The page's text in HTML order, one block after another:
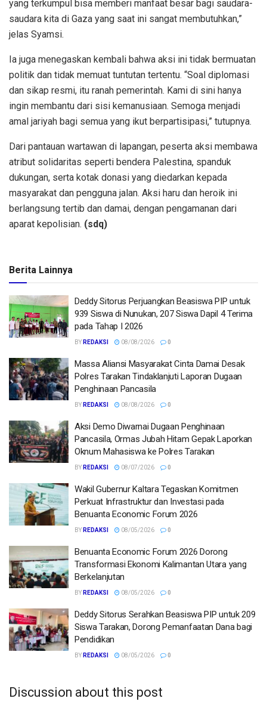
yang terkumpul bisa memberi manfaat besar bagi saudara-
saudara kita di Gaza yang saat ini sangat membutuhkan,”
jelas Syamsi.
Ia juga menegaskan kembali bahwa aksi ini tidak bermuatan
politik dan tidak memuat tuntutan tertentu. “Soal diplomasi
dan sikap resmi, itu ranah pemerintah. Kami di sini hanya
ingin membantu dari sisi kemanusiaan. Semoga menjadi
amal jariyah bagi semua yang ikut berpartisipasi,” tutupnya.
Dari pantauan wartawan di lapangan, peserta aksi membawa
atribut solidaritas seperti bendera Palestina, spanduk
dukungan, serta kotak donasi yang diedarkan kepada
masyarakat dan pengguna jalan. Aksi haru dan heroik ini
berlangsung tertib dan damai, dengan pengamanan dari
aparat kepolisian. (sdq)
Berita Lainnya
Deddy Sitorus Perjuangkan Beasiswa PIP untuk
939 Siswa di Nunukan, 207 Siswa Dapil 4 Terima
pada Tahap I 2026
BY REDAKSI 08/08/2026 0
Massa Aliansi Masyarakat Cinta Damai Desak
Polres Tarakan Tindaklanjuti Laporan Dugaan
Penghinaan Pancasila
BY REDAKSI 08/08/2026 0
Aksi Demo Diwarnai Dugaan Penghinaan
Pancasila, Ormas Jubah Hitam Gepak Laporkan
Oknum Mahasiswa ke Polres Tarakan
BY REDAKSI 08/07/2026 0
Wakil Gubernur Kaltara Tegaskan Komitmen
Perkuat Infrastruktur dan Investasi pada
Benuanta Economic Forum 2026
BY REDAKSI 08/05/2026 0
Benuanta Economic Forum 2026 Dorong
Transformasi Ekonomi Kalimantan Utara yang
Berkelanjutan
BY REDAKSI 08/05/2026 0
Deddy Sitorus Serahkan Beasiswa PIP untuk 209
Siswa Tarakan, Dorong Pemanfaatan Dana bagi
Pendidikan
BY REDAKSI 08/05/2026 0
Discussion about this post